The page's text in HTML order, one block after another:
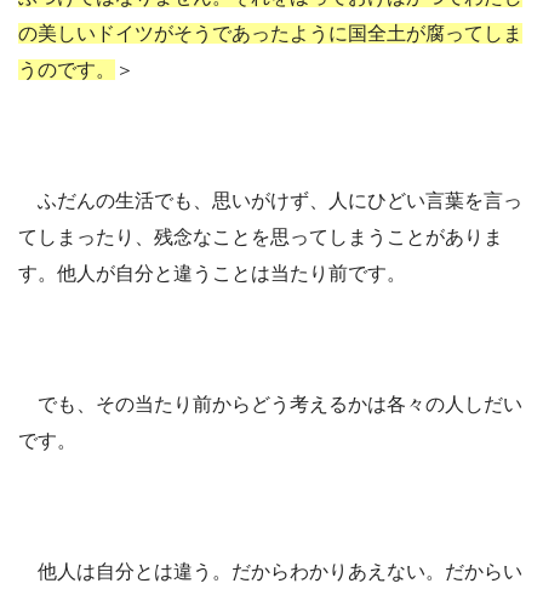
の美しいドイツがそうであったように国全土が腐ってしま
うのです。
＞
ふだんの生活でも、思いがけず、人にひどい言葉を言っ
てしまったり、残念なことを思ってしまうことがありま
す。他人が自分と違うことは当たり前です。
でも、その当たり前からどう考えるかは各々の人しだい
です。
他人は自分とは違う。だからわかりあえない。だからい